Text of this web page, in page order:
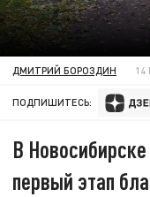
ДМИТРИЙ БОРОЗДИН 14
ПОДПИШИТЕСЬ:
В
первый этап